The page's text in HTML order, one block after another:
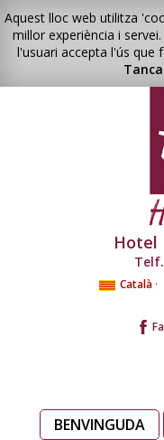
Aquest lloc web utilitza
millor experiència i
l'usuari accepta l'ús que
Hotel
Telf.
Català ·
BENVINGUDA